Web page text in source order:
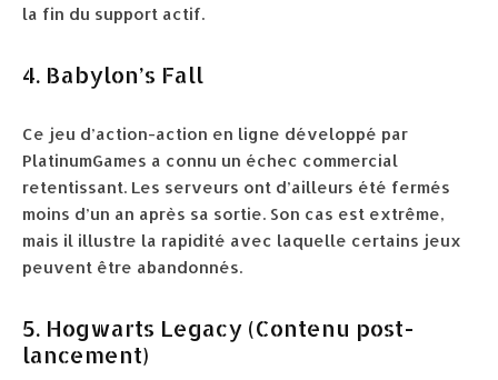
la fin du support actif.
4. Babylon’s Fall
Ce jeu d’action-action en ligne développé par
PlatinumGames a connu un échec commercial
retentissant. Les serveurs ont d’ailleurs été fermés
moins d’un an après sa sortie. Son cas est extrême,
mais il illustre la rapidité avec laquelle certains jeux
peuvent être abandonnés.
5. Hogwarts Legacy (Contenu post-
lancement)